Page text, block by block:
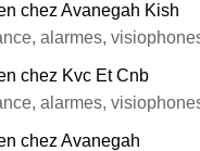
chez Avanegah Kish
alarmes,
chez Kvc Et Cnb
alarmes,
chez Avanegah